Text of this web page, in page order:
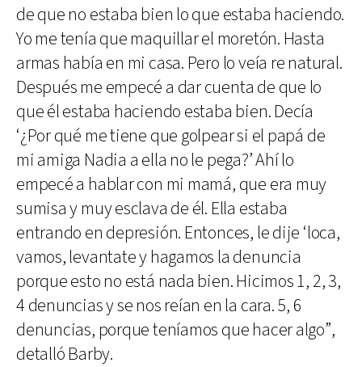
de que no estaba bien lo que estaba haciendo.
Yo me tenía que maquillar el moretón. Hasta
armas había en mi casa. Pero lo veía re natural.
Después me empecé a dar cuenta de que lo
que él estaba haciendo estaba bien. Decía
‘¿Por qué me tiene que golpear si el papá de
mi amiga Nadia a ella no le pega?’ Ahí lo
empecé a hablar con mi mamá, que era muy
sumisa y muy esclava de él. Ella estaba
entrando en depresión. Entonces, le dije ‘loca,
vamos, levantate y hagamos la denuncia
porque esto no está nada bien. Hicimos 1, 2, 3,
4 denuncias y se nos reían en la cara. 5, 6
denuncias, porque teníamos que hacer algo”,
detalló Barby.